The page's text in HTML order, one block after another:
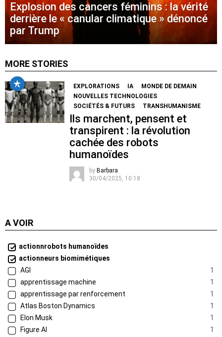
Explosion des cancers féminins : la vérité
derrière le « canular climatique » dénoncé
par Trump
MORE STORIES
EXPLORATIONS IA
MONDE DE DEMAIN
NOUVELLES TECHNOLOGIES
SOCIÉTÉS & FUTURS
TRANSHUMANISME
Ils marchent, pensent et
transpirent : la révolution
cachée des robots
humanoïdes
by Barbara
30/04/2025, 10:18
A VOIR
actionnrobots humanoïdes
actionneurs biomimétiques
AGI
1
apprentissage machine
1
apprentissage par renforcement
1
Atlas Boston Dynamics
1
Elon Musk
1
Figure AI
1